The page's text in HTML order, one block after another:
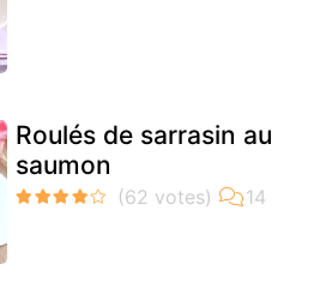
Roulés de sarrasin au
saumon